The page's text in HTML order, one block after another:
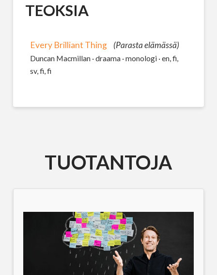
TEOKSIA
Every Brilliant Thing (Parasta elämässä)
Duncan Macmillan · draama · monologi · en, fi,
sv, fi, fi
TUOTANTOJA